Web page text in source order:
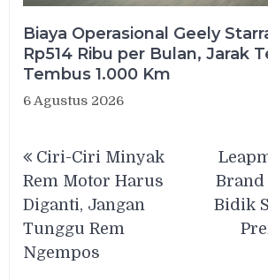
Biaya Operasional Geely
Rp514 Ribu per Bulan, Jarak
Tembus 1.000 Km
6 Agustus 2026
pos
Ciri-Ciri Minyak
Rem Motor Harus
Diganti, Jangan
Tunggu Rem
Ngempos
Brand
Bidik